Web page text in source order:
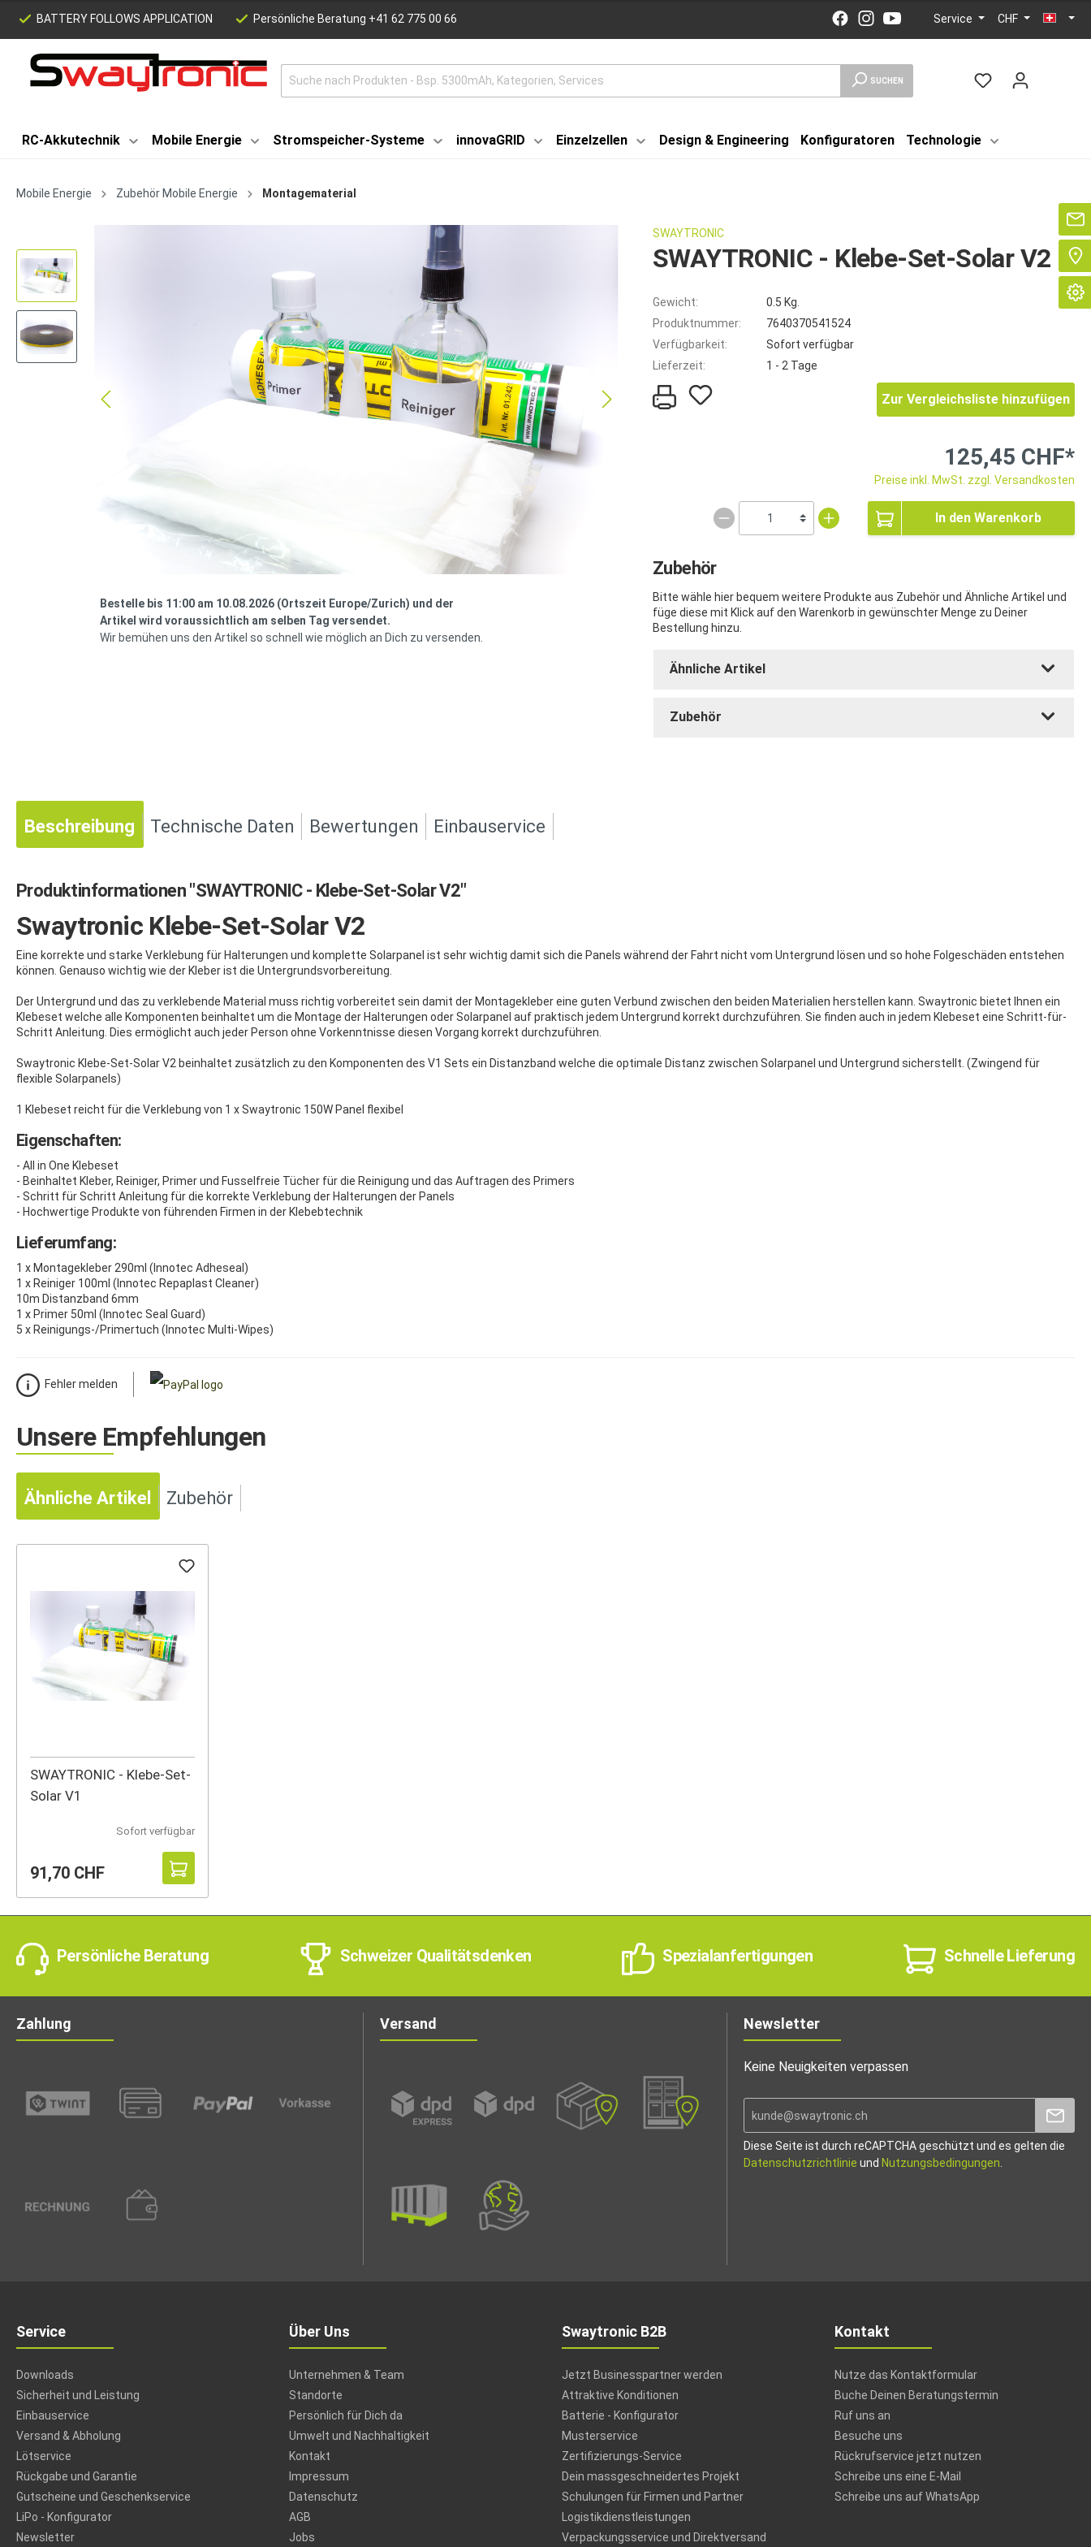
BATTERY FOLLOWS APPLICATION Persönliche Beratung +41 62 775 00 66 Service CHF
SUCHEN
RC-Akkutechnik Mobile Energie Stromspeicher-Systeme innovaGRID Einzelzellen Design & Engineering Konfiguratoren Technologie
Mobile Energie Zubehör Mobile Energie Montagematerial
Bestelle bis 11:00 am 10.08.2026 (Ortszeit Europe/Zurich) und der
Artikel wird voraussichtlich am selben Tag versendet.
Wir bemühen uns den Artikel so schnell wie möglich an Dich zu versenden.
SWAYTRONIC
SWAYTRONIC - Klebe-Set-Solar V2
Gewicht:
0.5 Kg.
Produktnummer:
7640370541524
Verfügbarkeit:
Sofort verfügbar
Lieferzeit:
1 - 2 Tage
Zur Vergleichsliste hinzufügen
125,45 CHF*
Preise inkl. MwSt. zzgl. Versandkosten
In den Warenkorb
Zubehör
Bitte wähle hier bequem weitere Produkte aus Zubehör und Ähnliche Artikel und
füge diese mit Klick auf den Warenkorb in gewünschter Menge zu Deiner
Bestellung hinzu.
Ähnliche Artikel
Zubehör
Beschreibung Technische Daten Bewertungen Einbauservice
Produktinformationen "SWAYTRONIC - Klebe-Set-Solar V2"
Swaytronic Klebe-Set-Solar V2
Eine korrekte und starke Verklebung für Halterungen und komplette Solarpanel ist sehr wichtig damit sich die Panels während der Fahrt nicht vom Untergrund lösen und so hohe Folgeschäden entstehen
können. Genauso wichtig wie der Kleber ist die Untergrundsvorbereitung.
Der Untergrund und das zu verklebende Material muss richtig vorbereitet sein damit der Montagekleber eine guten Verbund zwischen den beiden Materialien herstellen kann. Swaytronic bietet Ihnen ein
Klebeset welche alle Komponenten beinhaltet um die Montage der Halterungen oder Solarpanel auf praktisch jedem Untergrund korrekt durchzuführen. Sie finden auch in jedem Klebeset eine Schritt-für-
Schritt Anleitung. Dies ermöglicht auch jeder Person ohne Vorkenntnisse diesen Vorgang korrekt durchzuführen.
Swaytronic Klebe-Set-Solar V2 beinhaltet zusätzlich zu den Komponenten des V1 Sets ein Distanzband welche die optimale Distanz zwischen Solarpanel und Untergrund sicherstellt. (Zwingend für
flexible Solarpanels)
1 Klebeset reicht für die Verklebung von 1 x Swaytronic 150W Panel flexibel
Eigenschaften:
- All in One Klebeset
- Beinhaltet Kleber, Reiniger, Primer und Fusselfreie Tücher für die Reinigung und das Auftragen des Primers
- Schritt für Schritt Anleitung für die korrekte Verklebung der Halterungen der Panels
- Hochwertige Produkte von führenden Firmen in der Klebebtechnik
Lieferumfang:
1 x Montagekleber 290ml (Innotec Adheseal)
1 x Reiniger 100ml (Innotec Repaplast Cleaner)
10m Distanzband 6mm
1 x Primer 50ml (Innotec Seal Guard)
5 x Reinigungs-/Primertuch (Innotec Multi-Wipes)
Fehler melden
Unsere Empfehlungen
Ähnliche Artikel Zubehör
SWAYTRONIC - Klebe-Set-
Solar V1
Sofort verfügbar
91,70 CHF
Persönliche Beratung Schweizer Qualitätsdenken Spezialanfertigungen Schnelle Lieferung
Zahlung Versand Newsletter
Keine Neuigkeiten verpassen
Diese Seite ist durch reCAPTCHA geschützt und es gelten die
Datenschutzrichtlinie und Nutzungsbedingungen
Service
Downloads
Sicherheit und Leistung
Einbauservice
Versand & Abholung
Lötservice
Rückgabe und Garantie
Gutscheine und Geschenkservice
LiPo - Konfigurator
Newsletter
Über Uns
Unternehmen & Team
Standorte
Persönlich für Dich da
Umwelt und Nachhaltigkeit
Kontakt
Impressum
Datenschutz
AGB
Jobs
Swaytronic B2B
Jetzt Businesspartner werden
Attraktive Konditionen
Batterie - Konfigurator
Musterservice
Zertifizierungs-Service
Dein massgeschneidertes Projekt
Schulungen für Firmen und Partner
Logistikdienstleistungen
Verpackungsservice und Direktversand
Kontakt
Nutze das Kontaktformular
Buche Deinen Beratungstermin
Ruf uns an
Besuche uns
Rückrufservice jetzt nutzen
Schreibe uns eine E-Mail
Schreibe uns auf WhatsApp